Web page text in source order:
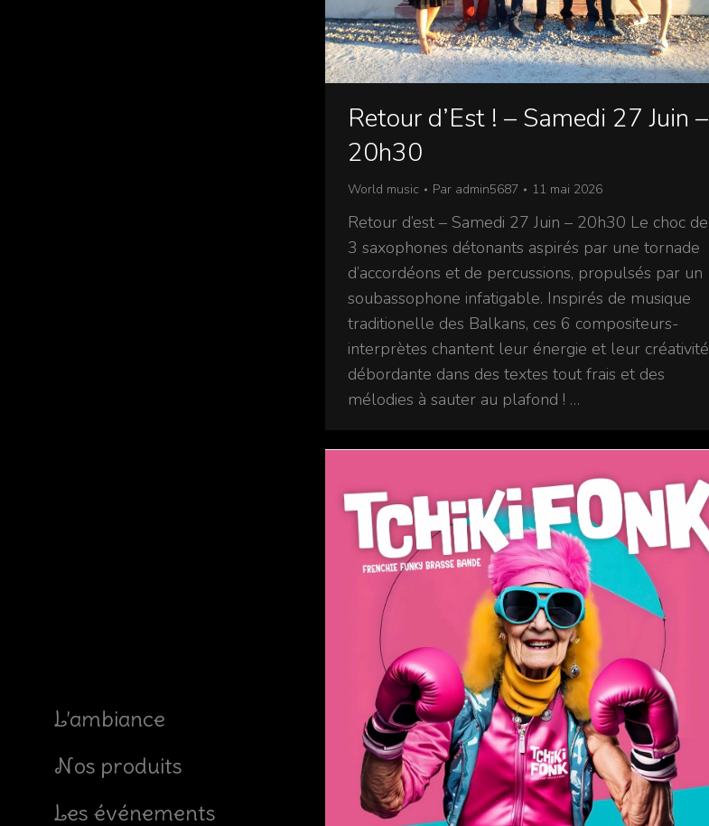
L’ambiance
Nos produits
Les événements
Retour d’Est ! – Samedi 27 Juin –
20h30
World music Par admin5687 11 mai 2026
Retour d’est – Samedi 27 Juin – 20h30 Le choc de
3 saxophones détonants aspirés par une tornade
d’accordéons et de percussions, propulsés par un
soubassophone infatigable. Inspirés de musique
traditionelle des Balkans, ces 6 compositeurs-
interprètes chantent leur énergie et leur créativité
débordante dans des textes tout frais et des
mélodies à sauter au plafond ! …